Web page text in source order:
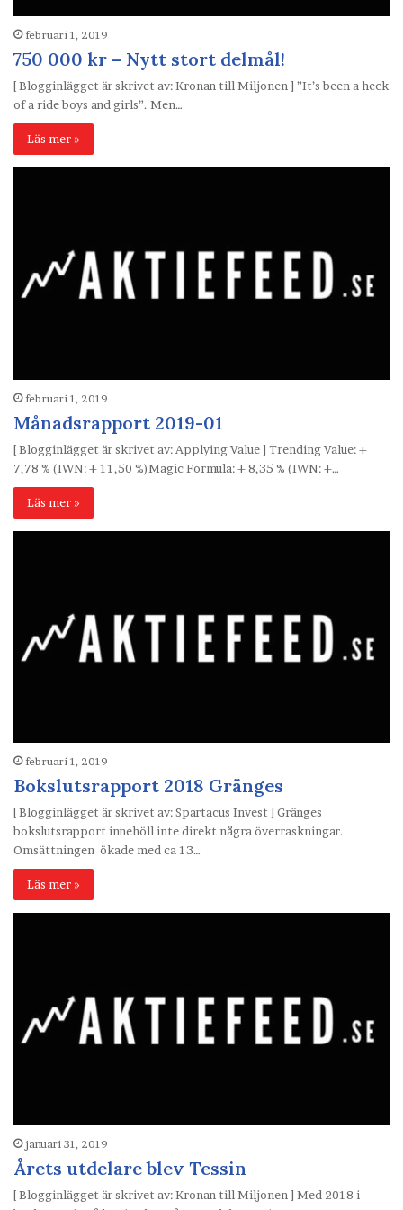
februari 1, 2019
750 000 kr – Nytt stort delmål!
[ Blogginlägget är skrivet av: Kronan till Miljonen ] ”It’s been a heck
of a ride boys and girls”. Men…
Läs mer »
februari 1, 2019
Månadsrapport 2019-01
[ Blogginlägget är skrivet av: Applying Value ] Trending Value: +
7,78 % (IWN: + 11,50 %)Magic Formula: + 8,35 % (IWN: +…
Läs mer »
februari 1, 2019
Bokslutsrapport 2018 Gränges
[ Blogginlägget är skrivet av: Spartacus Invest ] Gränges
bokslutsrapport innehöll inte direkt några överraskningar.
Omsättningen ökade med ca 13…
Läs mer »
januari 31, 2019
Årets utdelare blev Tessin
[ Blogginlägget är skrivet av: Kronan till Miljonen ] Med 2018 i